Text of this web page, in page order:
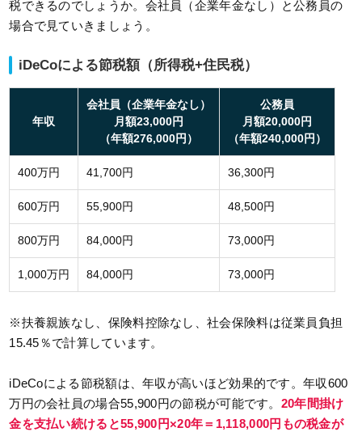
税できるのでしょうか。会社員（企業年金なし）と公務員の
場合で見ていきましょう。
iDeCoによる節税額（所得税+住民税）
年収
会社員（企業年金なし）
月額23,000円
（年額276,000円）
公務員
月額20,000円
（年額240,000円）
400万円 41,700円 36,300円
600万円 55,900円 48,500円
800万円 84,000円 73,000円
1,000万円 84,000円 73,000円
※扶養親族なし、保険料控除なし、社会保険料は従業員負担
15.45％で計算しています。
iDeCoによる節税額は、年収が高いほど効果的です。年収600
万円の会社員の場合55,900円の節税が可能です。 20年間掛け
金を支払い続けると55,900円×20年＝1,118,000円もの税金が